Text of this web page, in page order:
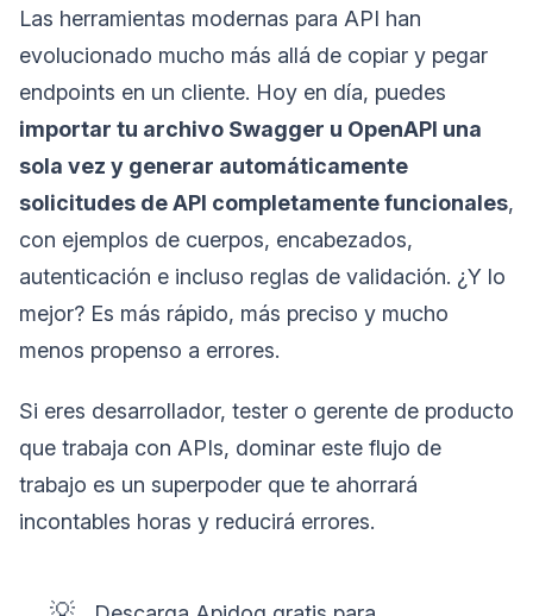
Las herramientas modernas para API han
evolucionado mucho más allá de copiar y pegar
endpoints en un cliente. Hoy en día, puedes
importar tu archivo Swagger u OpenAPI una
sola vez y generar automáticamente
solicitudes de API completamente funcionales,
con ejemplos de cuerpos, encabezados,
autenticación e incluso reglas de validación. ¿Y lo
mejor? Es más rápido, más preciso y mucho
menos propenso a errores.
Si eres desarrollador, tester o gerente de producto
que trabaja con APIs, dominar este flujo de
trabajo es un superpoder que te ahorrará
incontables horas y reducirá errores.